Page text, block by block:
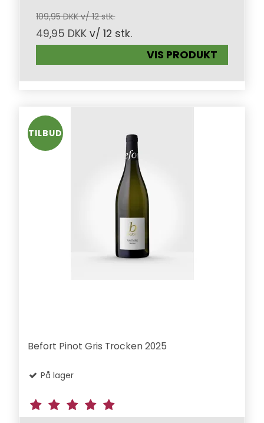
109,95 DKK v/ 12 stk.
49,95 DKK v/ 12 stk.
VIS PRODUKT
TILBUD
Befort Pinot Gris Trocken 2025
På lager